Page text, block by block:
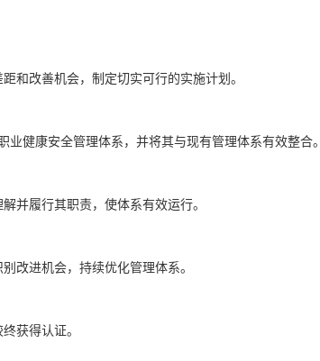
和改善机会，制定切实可行的实施计划。
健康安全管理体系，并将其与现有管理体系有效整合。
并履行其职责，使体系有效运行。
改进机会，持续优化管理体系。
获得认证。